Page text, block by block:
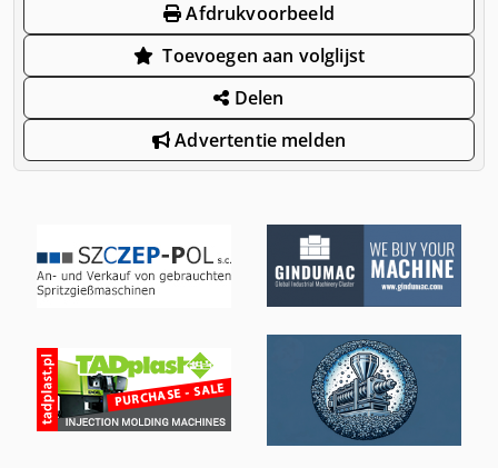
Afdrukvoorbeeld
Toevoegen aan volglijst
Delen
Advertentie melden